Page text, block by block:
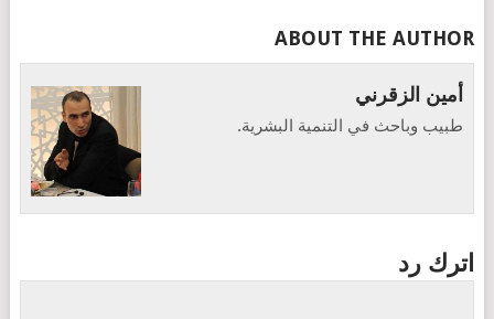
ABOUT THE AUTHOR
أمين الزقرني
طبيب وباحث في التنمية البشرية.
اترك رد